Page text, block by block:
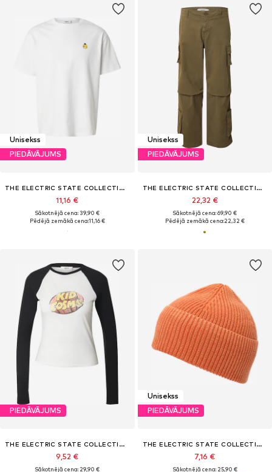
Unisekss
PIEDĀVĀJUMS
THE ELECTRIC STATE COLLECTION
11,16 €
Sākotnējā cena: 39,90 €
Pēdējā zemākā cena:11,16 €
Unisekss
PIEDĀVĀJUMS
THE ELECTRIC STATE COLLECTION
22,32 €
Sākotnējā cena: 69,90 €
Pēdējā zemākā cena:22,32 €
PIEDĀVĀJUMS
THE ELECTRIC STATE COLLECTION
9,52 €
Sākotnējā cena: 29,90 €
Unisekss
PIEDĀVĀJUMS
THE ELECTRIC STATE COLLECTION
7,16 €
Sākotnējā cena: 25,90 €